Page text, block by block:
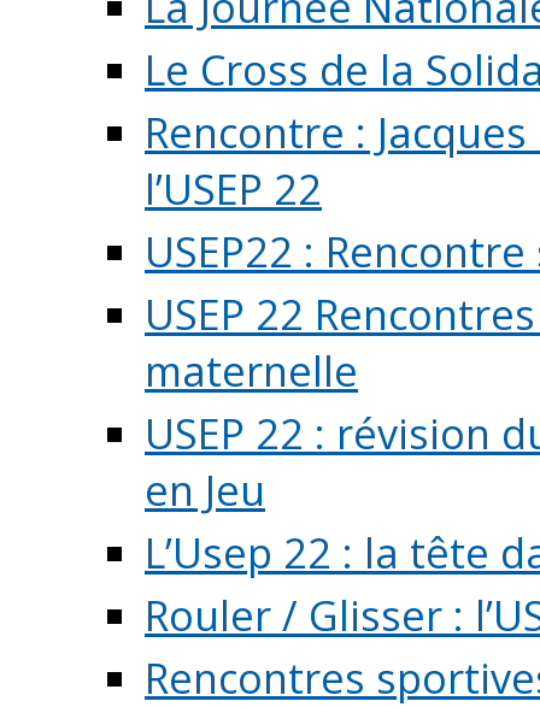
Le Cross de la
Rencontre :
l’USEP 22
USEP22 :
USEP 22
maternelle
USEP 22 : révision
en Jeu
L’Usep 22 : la tête
Rouler / Glisser :
Rencontres